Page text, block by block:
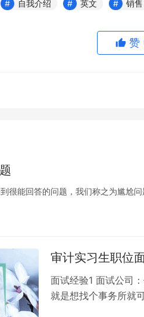
自我介绍 英文 销售
赞
能回答的问题，我们称之为尴尬问
审计实习生职位
面试经验1 面试公司
就是想找个事务所就